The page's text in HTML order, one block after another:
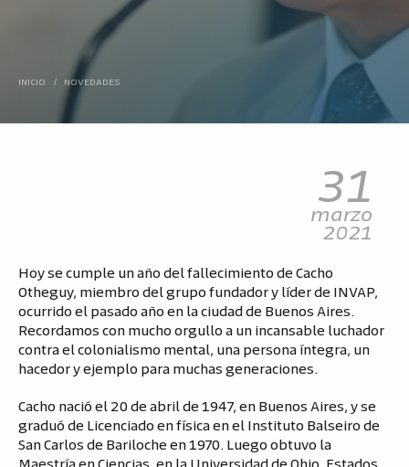
INICIO / NOVEDADES
31
marzo
2021
Hoy se cumple un año del fallecimiento de Cacho
Otheguy, miembro del grupo fundador y líder de INVAP,
ocurrido el pasado año en la ciudad de Buenos Aires.
Recordamos con mucho orgullo a un incansable luchador
contra el colonialismo mental, una persona íntegra, un
hacedor y ejemplo para muchas generaciones.
Cacho nació el 20 de abril de 1947, en Buenos Aires, y se
graduó de Licenciado en física en el Instituto Balseiro de
San Carlos de Bariloche en 1970. Luego obtuvo la
Maestría en Ciencias, en la Universidad de Ohio, Estados